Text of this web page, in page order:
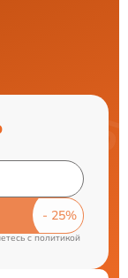
cполитикой